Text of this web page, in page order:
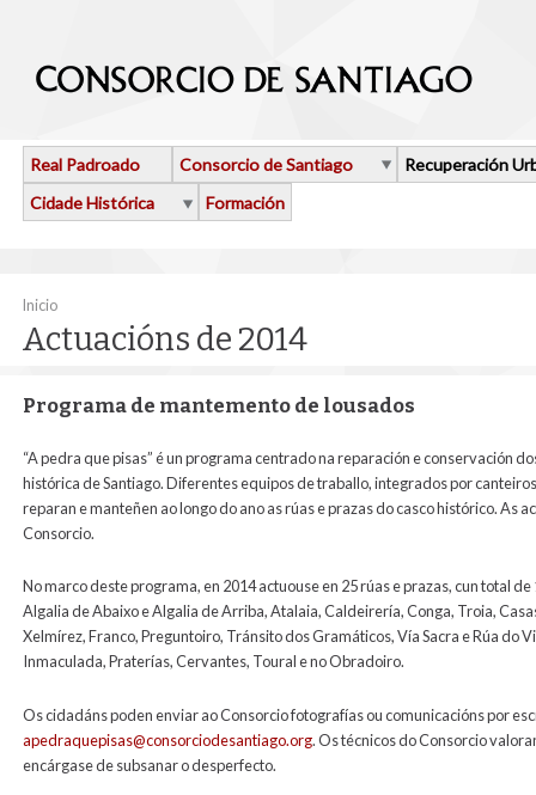
Real Padroado Consorcio de Santiago
Recuperación
Cidade Histórica
Formación
Vostede está aquí
Inicio
Actuacións de 2014
Programa de mantemento de lousados
“A pedra que pisas” é un programa centrado na reparación e conservación
histórica de Santiago. Diferentes equipos de traballo, integrados por
reparan e manteñen ao longo do ano as rúas e prazas do casco histórico. As
Consorcio.
No marco deste programa, en 2014 actuouse en 25 rúas e prazas, cun total
Algalia de Abaixo e Algalia de Arriba, Atalaia, Caldeirería, Conga, Troia,
Xelmírez, Franco, Preguntoiro, Tránsito dos Gramáticos, Vía Sacra e Rúa do
Inmaculada, Praterías, Cervantes, Toural e no Obradoiro.
Os cidadáns poden enviar ao Consorcio fotografías ou comunicacións por
apedraquepisas@consorciodesantiago.org. Os técnicos do Consorcio
encárgase de subsanar o desperfecto.